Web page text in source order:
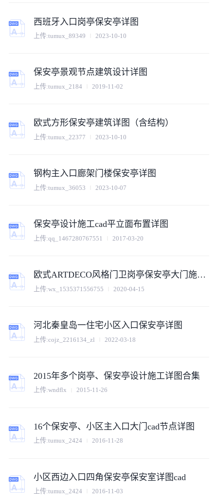
西班牙入口岗亭保安亭详图
上传:tumux_89349 2023-10-10
保安亭景观节点建筑设计详图
上传:tumux_2184 2019-11-02
欧式方形保安亭建筑详图（含结构）
上传:tumux_22377 2023-10-10
钢构主入口廊架门楼保安亭详图
上传:tumux_36053 2023-10-07
保安亭设计施工cad平立面布置详图
上传:qq_1467280767551 2017-03-20
欧式ARTDECO风格门卫岗亭保安亭大门施工图详图
上传:wx_1535371556755 2020-04-15
河北秦皇岛一住宅小区入口保安亭详图
上传:cojz_2216134_zl 2022-03-18
2015年多个岗亭、保安亭设计施工详图合集
上传:wndflx 2015-11-26
16个保安亭、小区主入口大门cad节点详图
上传:tumux_2424 2016-11-28
小区西边入口四角保安亭保安室详图cad
上传:tumux_2424 2016-11-03